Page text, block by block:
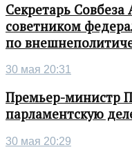
Секретарь
советником
по
30 мая 20:31
Премьер-министр
парламентскую
30 мая 20:29